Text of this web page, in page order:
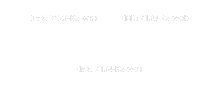
IMG 7123-KS-web IMG 7130-KS-web
IMG 7134-KS-web